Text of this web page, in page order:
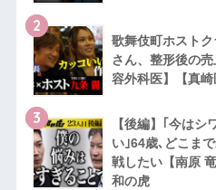
2
歌舞伎町ホスト
さん、整形後の
容外科医】【真崎
3
【後編】｢今は
い｣64歳､どこま
戦したい【南原
和の虎